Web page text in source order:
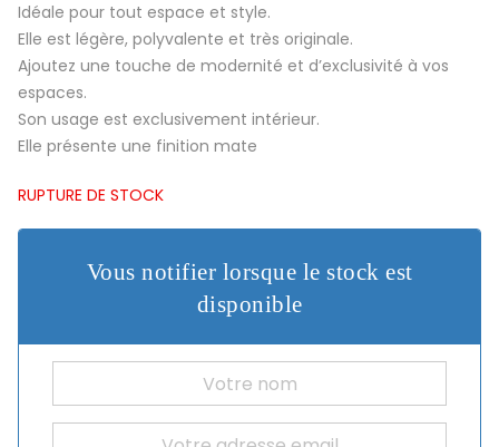
Idéale pour tout espace et style.
Elle est légère, polyvalente et très originale.
Ajoutez une touche de modernité et d’exclusivité à vos
espaces.
Son usage est exclusivement intérieur.
Elle présente une finition mate
RUPTURE DE STOCK
Vous notifier lorsque le stock est
disponible